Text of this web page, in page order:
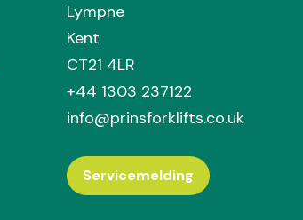
Lympne
Kent
CT21 4LR
+44 1303 237122
info@prinsforklifts.co.uk
Servicemelding